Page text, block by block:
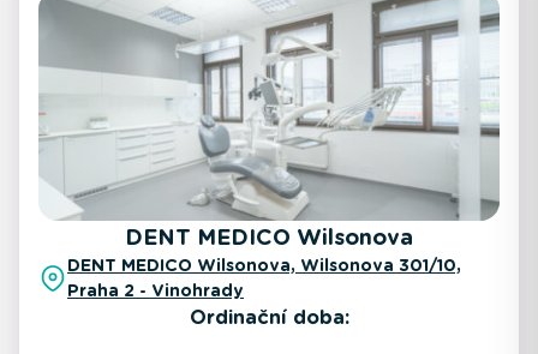
DENT MEDICO Wilsonova
DENT MEDICO Wilsonova, Wilsonova 301/10,
Praha 2 - Vinohrady
Ordinační doba: